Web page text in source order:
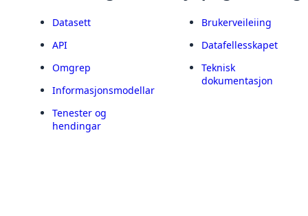
Datasett
API
Omgrep
Informasjonsmodellar
Tenester og
hendingar
Brukerveileiing
Datafellesskapet
Teknisk
dokumentasjon